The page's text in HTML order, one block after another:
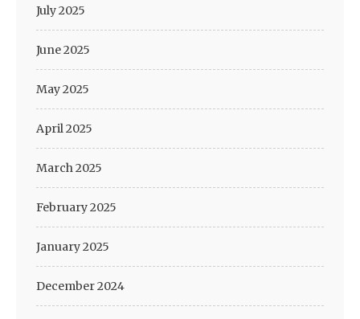
July 2025
June 2025
May 2025
April 2025
March 2025
February 2025
January 2025
December 2024